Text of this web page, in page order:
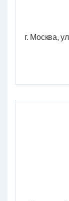
г. Москва,